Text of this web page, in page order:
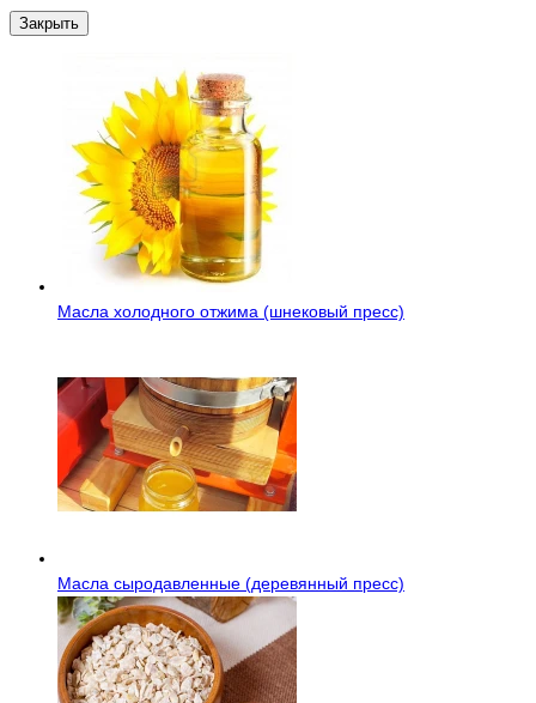
Закрыть
Масла холодного отжима (шнековый пресс)
Масла сыродавленные (деревянный пресс)